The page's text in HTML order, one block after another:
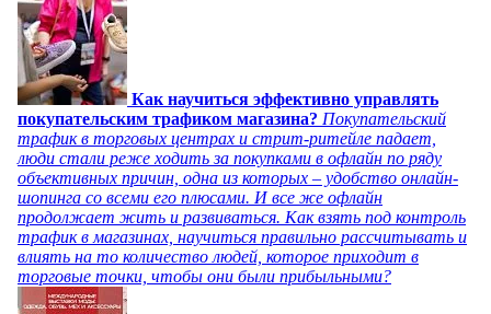
Как научиться эффективно управлять
покупательским трафиком магазина? Покупательский
трафик в торговых центрах и стрит-ритейле падает,
люди стали реже ходить за покупками в офлайн по ряду
объективных причин, одна из которых – удобство онлайн-
шопинга со всеми его плюсами. И все же офлайн
продолжает жить и развиваться. Как взять под контроль
трафик в магазинах, научиться правильно рассчитывать и
влиять на то количество людей, которое приходит в
торговые точки, чтобы они были прибыльными?